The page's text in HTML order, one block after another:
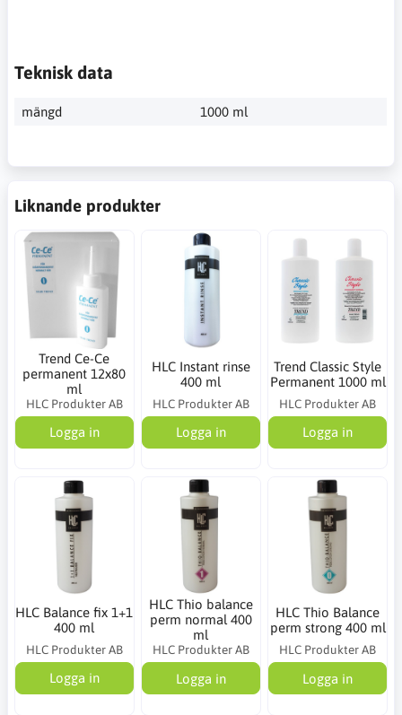
Teknisk data
mängd 1000 ml
Liknande produkter
Trend Ce-Ce
permanent 12x80
ml
HLC Produkter AB
Logga in
HLC Instant rinse
400 ml
HLC Produkter AB
Logga in
Trend Classic Style
Permanent 1000 ml
HLC Produkter AB
Logga in
HLC Balance fix 1+1
400 ml
HLC Produkter AB
Logga in
HLC Thio balance
perm normal 400
ml
HLC Produkter AB
Logga in
HLC Thio Balance
perm strong 400 ml
HLC Produkter AB
Logga in